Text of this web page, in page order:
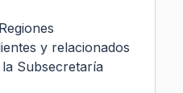
y relacionados
Subsecretaría